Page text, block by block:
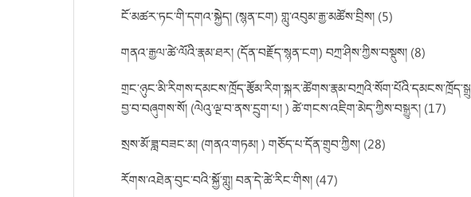
ངོ་མཚར་ཏང་གི་དགའ་སྐྱེད། (སྙན་ངག) གླུ་འབུམ་རྒྱ་མཚོས་བྲིས། (5)
གནའ་རྒྱལ་ཚེ་ལོའི་རྣམ་ཐར། (དོན་བརྗོད་སྙན་ངག) བཀྲ་ཤིས་ཀྱིས་བསྡུས། (8)
བྱ་བ་བཞུགས་སོ། (ལེའུ་ལྔ་བ་ནས་དྲུག་པ། ) ཚེ་གངས་འཇིག་མེད་ཀྱིས་བསྒྱུར། (17)
སྲས་མོ་ཟླ་བཟང་མ། (གནའ་གཏམ། ) གཅོད་པ་དོན་གྲུབ་ཀྱིས། (28)
རོགས་འཐེན་བུང་བའི་སྐྱོ་གླུ། བན་དེ་ཚེ་རིང་གིས། (47)